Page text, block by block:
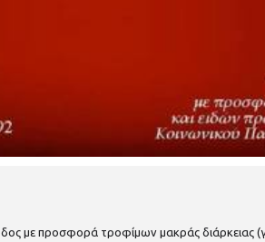
με προσφορά τροφίμων μακράς διάρκειας